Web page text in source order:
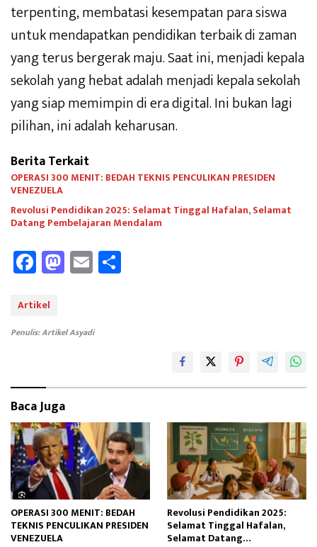
terpenting, membatasi kesempatan para siswa
untuk mendapatkan pendidikan terbaik di zaman
yang terus bergerak maju. Saat ini, menjadi kepala
sekolah yang hebat adalah menjadi kepala sekolah
yang siap memimpin di era digital. Ini bukan lagi
pilihan, ini adalah keharusan.
Berita Terkait
OPERASI 300 MENIT: BEDAH TEKNIS PENCULIKAN PRESIDEN
VENEZUELA
Revolusi Pendidikan 2025: Selamat Tinggal Hafalan, Selamat
Datang Pembelajaran Mendalam
Fa
ce
b
oo
M
as
d
E
m
Artikel
Penulis: Artikel Asyadi
Baca Juga
OPERASI 300 MENIT: BEDAH
TEKNIS PENCULIKAN PRESIDEN
VENEZUELA
Revolusi Pendidikan 2025:
Selamat Tinggal Hafalan,
Selamat Datang